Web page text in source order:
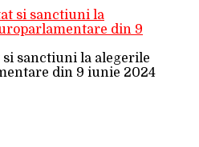
si sanctiuni la alegerile
din 9 iunie 2024